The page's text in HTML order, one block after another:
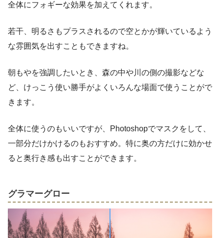
全体にフォギーな効果を加えてくれます。
若干、明るさもプラスされるので空とかが輝いているよう
な雰囲気を出すこともできますね。
朝もやを強調したいとき、森の中や川の側の撮影などな
ど、けっこう使い勝手がよくいろんな場面で使うことがで
きます。
全体に使うのもいいですが、Photoshopでマスクをして、
一部分だけかけるのもおすすめ。特に奥の方だけに効かせ
ると奥行き感も出すことができます。
グラマーグロー